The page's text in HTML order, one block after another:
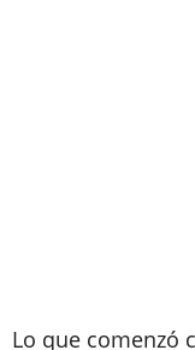
Lo que comenzó